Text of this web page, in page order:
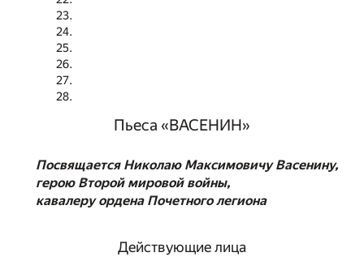
Пьеса «ВАСЕНИН»
Посвящается Николаю Максимовичу Васенину,
герою Второй мировой войны,
кавалеру ордена Почетного легиона
Действующие лица